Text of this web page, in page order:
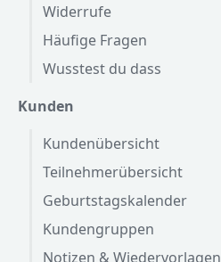
Widerrufe
Häufige Fragen
Wusstest du dass
Kunden
Kundenübersicht
Teilnehmerübersicht
Geburtstagskalender
Kundengruppen
Notizen & Wiedervorlagen